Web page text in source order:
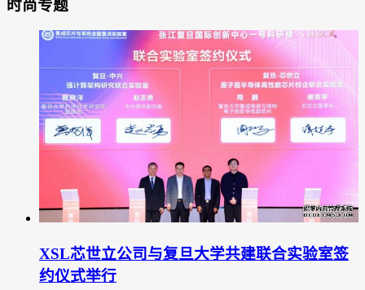
时尚专题
XSL芯世立公司与复旦大学共建联合实验室签
约仪式举行